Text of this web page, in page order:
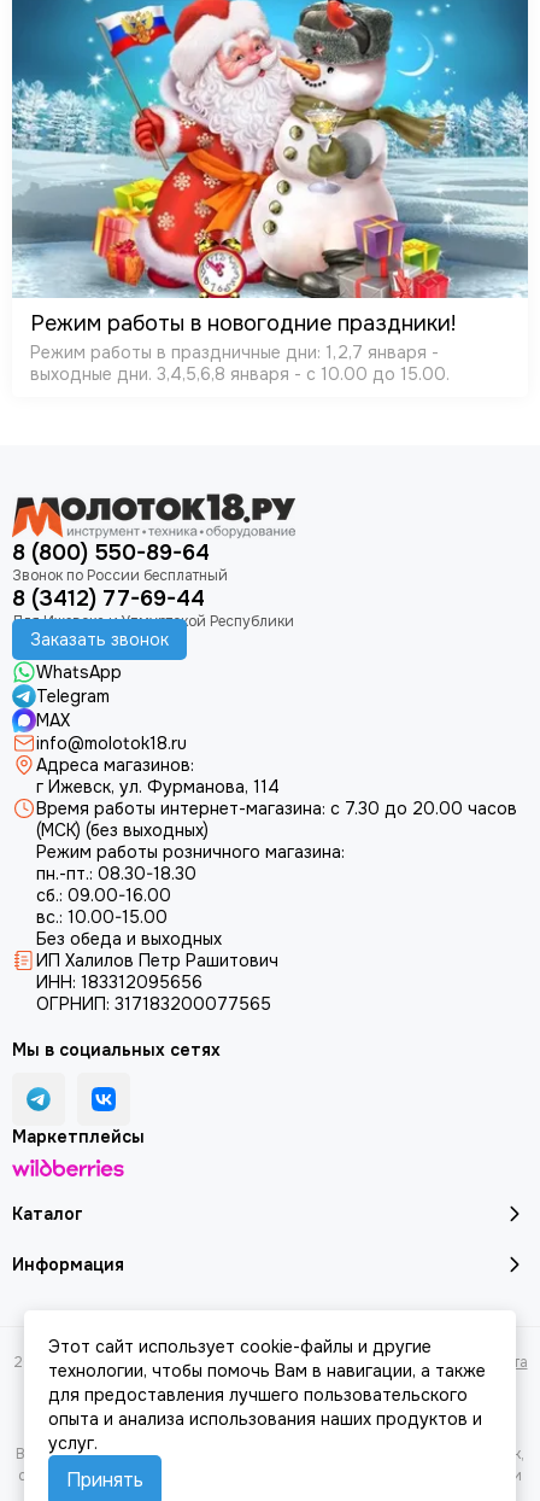
Режим работы в новогодние праздники!
Режим работы в праздничные дни: 1,2,7 января -
выходные дни. 3,4,5,6,8 января - с 10.00 до 15.00.
8 (800) 550-89-64
8 (3412) 77-69-44
Заказать звонок
WhatsApp
Telegram
MAX
info@molotok18.ru
Адреса магазинов:
г Ижевск, ул. Фурманова, 114
Время работы интернет-магазина: с 7.30 до 20.00 часов
(МСК) (без выходных)
Режим работы розничного магазина:
пн.-пт.: 08.30-18.30
сб.: 09.00-16.00
вс.: 10.00-15.00
Без обеда и выходных
ИП Халилов Петр Рашитович
ИНН: 183312095656
ОГРНИП: 317183200077565
Каталог
Информация
Мы в социальных сетях
Маркетплейсы
2026 © Молоток18.ру - инструмент, техника, оборудование. Карта сайта
Вся представленная на сайте информация, касающаяся характеристик,
стоимости товаров и услуг, носит информационный характер и ни при
Этот сайт использует cookie-файлы и другие
технологии, чтобы помочь Вам в навигации, а также
для предоставления лучшего пользовательского
опыта и анализа использования наших продуктов и
услуг.
Принять